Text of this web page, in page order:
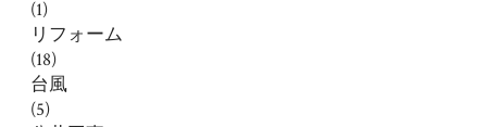
(1)
リフォーム
(18)
台風
(5)